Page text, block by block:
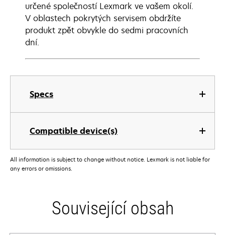
Specs
Compatible device(s)
určené společností Lexmark ve vašem okolí.
V oblastech pokrytých servisem obdržíte
produkt zpět obvykle do sedmi pracovních
dní.
All information is subject to change without notice. Lexmark is not liable for
any errors or omissions.
Související obsah